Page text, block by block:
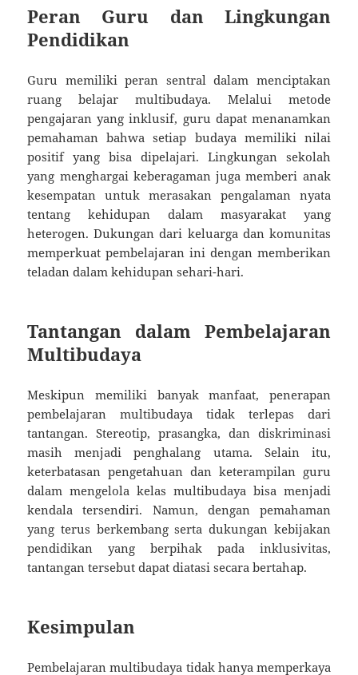
Peran Guru dan Lingkungan
Pendidikan
Guru memiliki peran sentral dalam menciptakan
ruang belajar multibudaya. Melalui metode
pengajaran yang inklusif, guru dapat menanamkan
pemahaman bahwa setiap budaya memiliki nilai
positif yang bisa dipelajari. Lingkungan sekolah
yang menghargai keberagaman juga memberi anak
kesempatan untuk merasakan pengalaman nyata
tentang kehidupan dalam masyarakat yang
heterogen. Dukungan dari keluarga dan komunitas
memperkuat pembelajaran ini dengan memberikan
teladan dalam kehidupan sehari-hari.
Tantangan dalam Pembelajaran
Multibudaya
Meskipun memiliki banyak manfaat, penerapan
pembelajaran multibudaya tidak terlepas dari
tantangan. Stereotip, prasangka, dan diskriminasi
masih menjadi penghalang utama. Selain itu,
keterbatasan pengetahuan dan keterampilan guru
dalam mengelola kelas multibudaya bisa menjadi
kendala tersendiri. Namun, dengan pemahaman
yang terus berkembang serta dukungan kebijakan
pendidikan yang berpihak pada inklusivitas,
tantangan tersebut dapat diatasi secara bertahap.
Kesimpulan
Pembelajaran multibudaya tidak hanya memperkaya